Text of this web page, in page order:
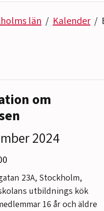
län Kalender
om
2024
23A, Stockholm,
utbildnings kök
16 år och äldre